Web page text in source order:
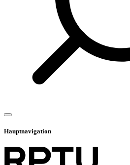
Hauptnavigation